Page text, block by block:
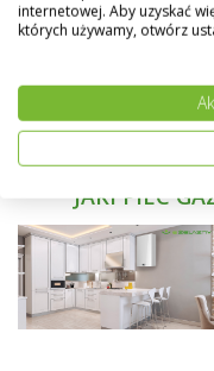
Montaż:
JAKI PIEC
internetowej. Aby uzyskać
których używamy, otwórz